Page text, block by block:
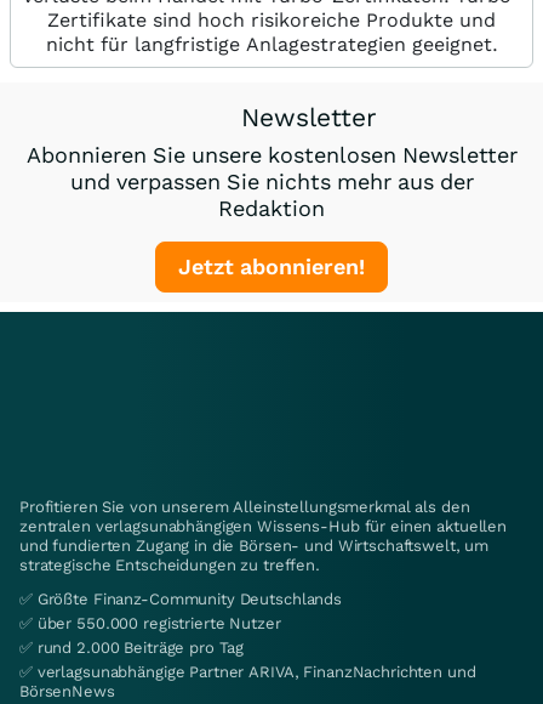
Zertifikate sind hoch risikoreiche Produkte und
nicht für langfristige Anlagestrategien geeignet.
Newsletter
Abonnieren Sie unsere kostenlosen Newsletter
und verpassen Sie nichts mehr aus der
Redaktion
Jetzt abonnieren!
Profitieren Sie von unserem Alleinstellungsmerkmal als den
zentralen verlagsunabhängigen Wissens-Hub für einen aktuellen
und fundierten Zugang in die Börsen- und Wirtschaftswelt, um
strategische Entscheidungen zu treffen.
✅ Größte Finanz-Community Deutschlands
✅ über 550.000 registrierte Nutzer
✅ rund 2.000 Beiträge pro Tag
✅ verlagsunabhängige Partner ARIVA, FinanzNachrichten und
BörsenNews